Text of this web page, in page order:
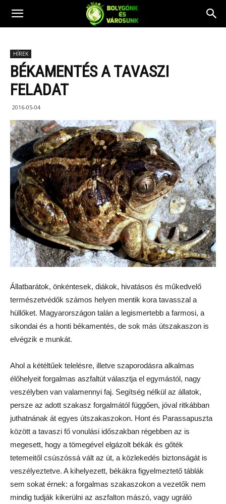
HÍREK
BÉKAMENTÉS A TAVASZI
FELADAT
2016-05-04
Állatbarátok, önkéntesek, diákok, hivatásos és műkedvelő
természetvédők számos helyen mentik kora tavasszal a
hüllőket. Magyarországon talán a legismertebb a farmosi, a
sikondai és a honti békamentés, de sok más útszakaszon is
elvégzik e munkát.
Ahol a kétéltűek telelésre, illetve szaporodásra alkalmas
élőhelyeit forgalmas aszfaltút választja el egymástól, nagy
veszélyben van valamennyi faj. Segítség nélkül az állatok,
persze az adott szakasz forgalmától függően, jóval ritkábban
juthatnának át egyes útszakaszokon. Hont és Parassapuszta
között a tavaszi fő vonulási időszakban régebben az is
megesett, hogy a tömegével elgázolt békák és gőték
tetemeitől csúszóssá vált az út, a közlekedés biztonságát is
veszélyeztetve. A kihelyezett, békákra figyelmeztető táblák
sem sokat érnek: a forgalmas szakaszokon a vezetők nem
mindig tudják kikerülni az aszfalton mászó, vagy ugráló